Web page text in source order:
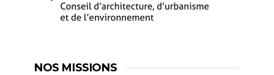
NOS MISSIONS